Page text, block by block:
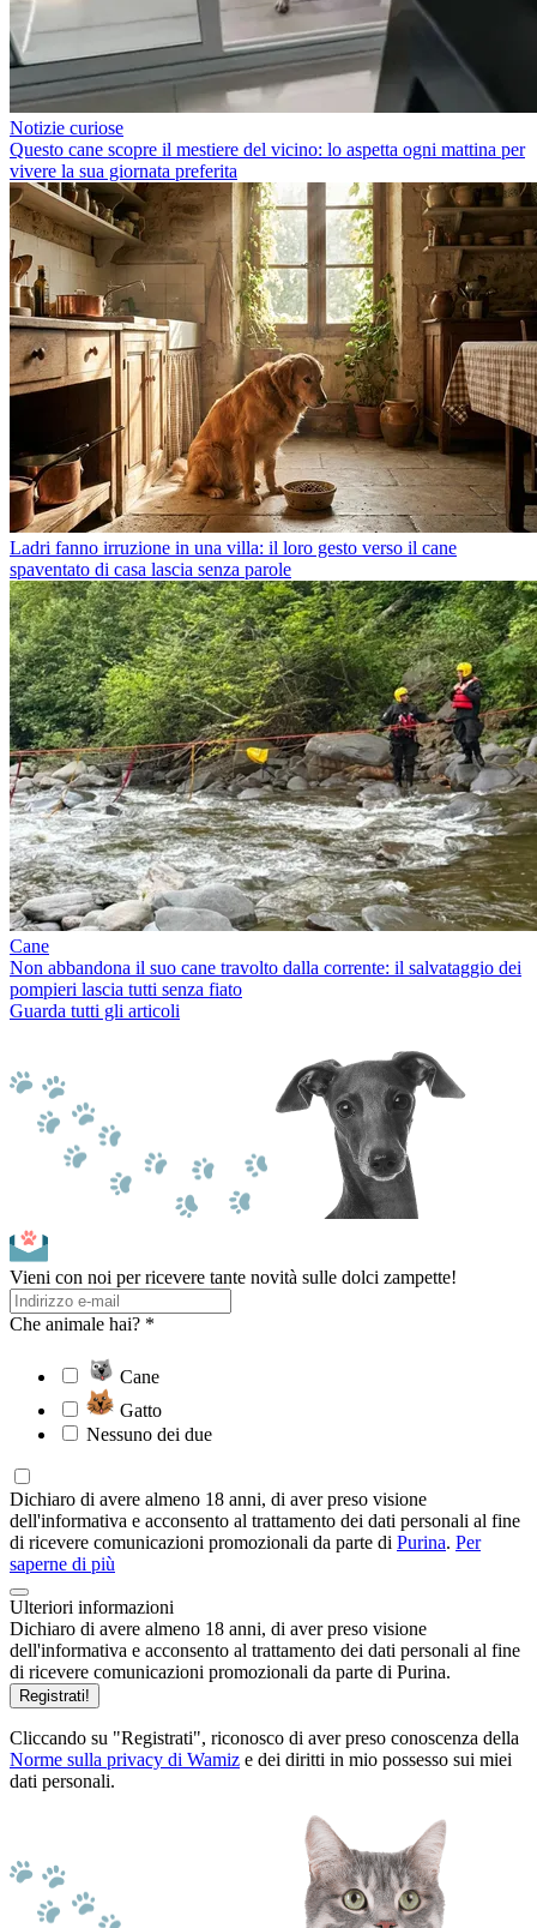
Notizie curiose
Questo cane scopre il mestiere del vicino: lo aspetta ogni mattina per
vivere la sua giornata preferita
Ladri fanno irruzione in una villa: il loro gesto verso il cane
spaventato di casa lascia senza parole
Cane
Non abbandona il suo cane travolto dalla corrente: il salvataggio dei
pompieri lascia tutti senza fiato
Guarda tutti gli articoli
Vieni con noi per ricevere tante novità sulle dolci zampette!
Che animale hai? *
Cane
Gatto
Nessuno dei due
Dichiaro di avere almeno 18 anni, di aver preso visione
dell'informativa e acconsento al trattamento dei dati personali al fine
di ricevere comunicazioni promozionali da parte di Purina. Per
saperne di più
Ulteriori informazioni
Dichiaro di avere almeno 18 anni, di aver preso visione
dell'informativa e acconsento al trattamento dei dati personali al fine
di ricevere comunicazioni promozionali da parte di Purina.
Registrati!
Cliccando su "Registrati", riconosco di aver preso conoscenza della
Norme sulla privacy di Wamiz e dei diritti in mio possesso sui miei
dati personali.